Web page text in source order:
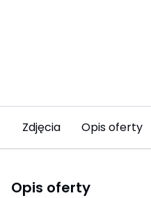
Zdjęcia Opis oferty
Opis oferty